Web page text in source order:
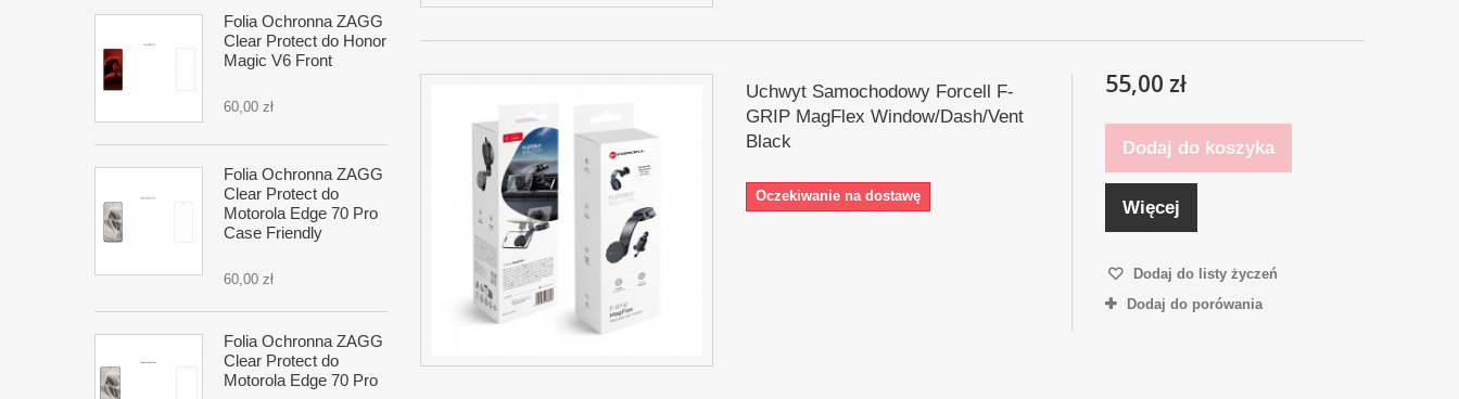
Folia Ochronna ZAGG
Clear Protect do Honor
Magic V6 Front
60,00 zł
Folia Ochronna ZAGG
Clear Protect do
Motorola Edge 70 Pro
Case Friendly
60,00 zł
Folia Ochronna ZAGG
Clear Protect do
Motorola Edge 70 Pro
Uchwyt Samochodowy Forcell F-
GRIP MagFlex Window/Dash/Vent
Black
Oczekiwanie na dostawę
55,00 zł
Dodaj do koszyka
Więcej
Dodaj do listy życzeń
Dodaj do porówania